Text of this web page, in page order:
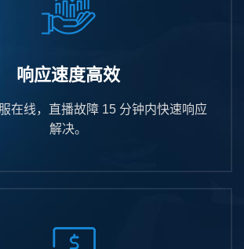
响应速度高效
在线，直播故障 15 分钟内快速响应
解决。